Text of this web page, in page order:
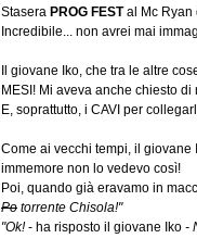
Stasera PROG FESTal Mc Ryan
Incredibile... non avrei mai
Il giovane Iko, che tra le altre
MESI! Mi aveva anche chiesto
E, soprattutto, i CAVI per
Come ai vecchi tempi, il
immemore non lo vedevo così!
Poi, quando già eravamo in
Po torrente Chisola!"
"Ok!- ha risposto il giovane Iko -